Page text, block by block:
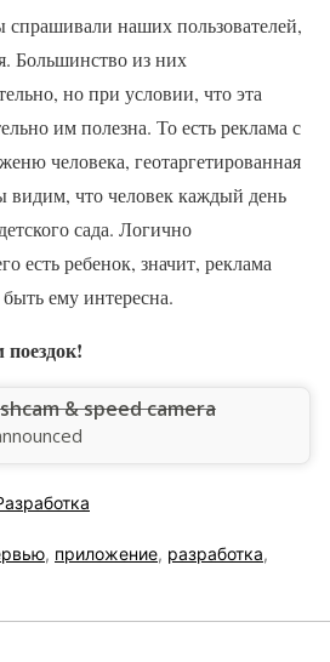
наших пользователей,
Большинство из них
но при условии, что эта
им полезна. То есть реклама с
человека, геотаргетированная
что человек каждый день
сада. Логично
есть ребенок, значит, реклама
ему интересна.
& speed camera
, приложение, разработка,